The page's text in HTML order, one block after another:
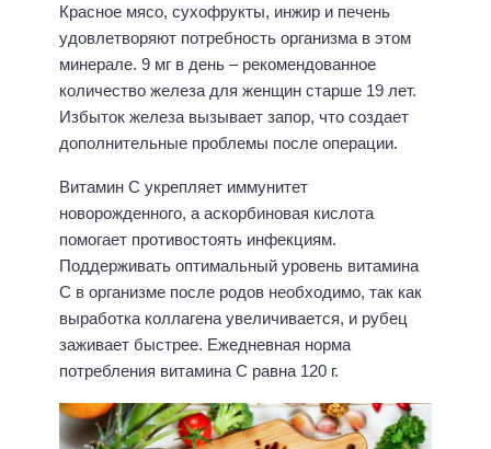
Красное мясо, сухофрукты, инжир и печень
удовлетворяют потребность организма в этом
минерале. 9 мг в день – рекомендованное
количество железа для женщин старше 19 лет.
Избыток железа вызывает запор, что создает
дополнительные проблемы после операции.
Витамин C укрепляет иммунитет
новорожденного, а аскорбиновая кислота
помогает противостоять инфекциям.
Поддерживать оптимальный уровень витамина
C в организме после родов необходимо, так как
выработка коллагена увеличивается, и рубец
заживает быстрее. Ежедневная норма
потребления витамина С равна 120 г.